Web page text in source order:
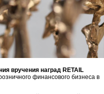
вручения наград RETAIL
финансового бизнеса в